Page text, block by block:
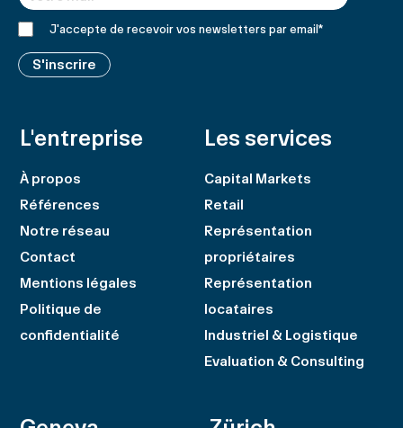
J'accepte de recevoir vos newsletters par email*
S'inscrire
L'entreprise
À propos
Références
Notre réseau
Contact
Mentions légales
Politique de
confidentialité
Les services
Capital Markets
Retail
Représentation
propriétaires
Représentation
locataires
Industriel & Logistique
Evaluation & Consulting